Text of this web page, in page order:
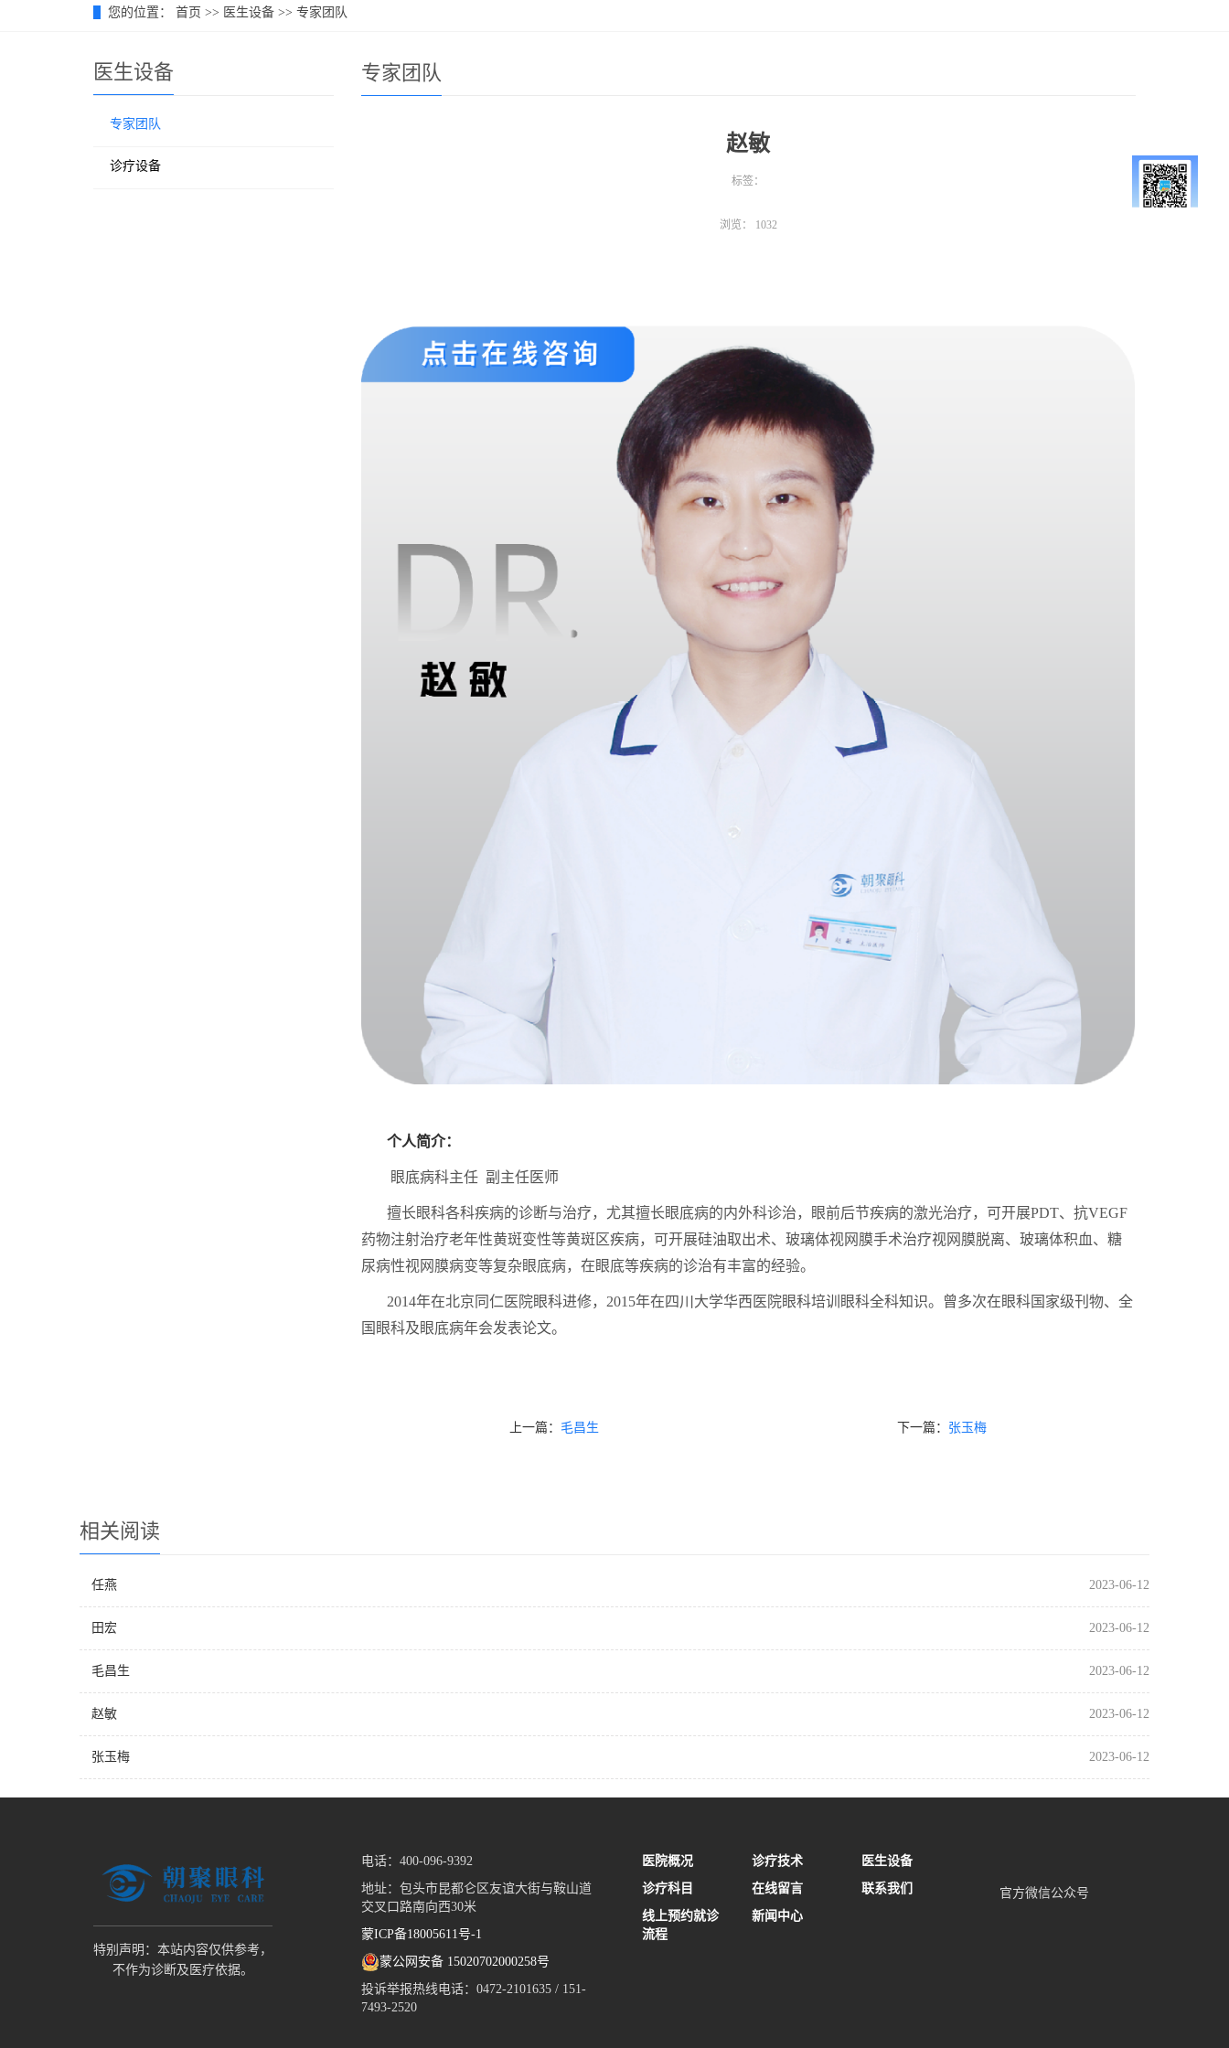
您的位置： 首页 >> 医生设备 >> 专家团队
专家团队
赵敏
标签：
浏览： 1032
个人简介：
眼底病科主任 副主任医师
擅长眼科各科疾病的诊断与治疗，尤其擅长眼底病的内外科诊治，眼前后节疾病的激光治疗，可开展PDT、抗VEGF
药物注射治疗老年性黄斑变性等黄斑区疾病，可开展硅油取出术、玻璃体视网膜手术治疗视网膜脱离、玻璃体积血、糖
尿病性视网膜病变等复杂眼底病，在眼底等疾病的诊治有丰富的经验。
2014年在北京同仁医院眼科进修，2015年在四川大学华西医院眼科培训眼科全科知识。曾多次在眼科国家级刊物、全
国眼科及眼底病年会发表论文。
上一篇： 毛昌生 下一篇： 张玉梅
医生设备
专家团队
诊疗设备
相关阅读
任燕 2023-06-12
田宏 2023-06-12
毛昌生 2023-06-12
赵敏 2023-06-12
张玉梅 2023-06-12
特别声明：本站内容仅供参考，
不作为诊断及医疗依据。
电话：400-096-9392
地址：包头市昆都仑区友谊大街与鞍山道
交叉口路南向西30米
蒙ICP备18005611号-1
蒙公网安备 15020702000258号
投诉举报热线电话：0472-2101635 / 151-
7493-2520
医院概况 诊疗技术
医生设备
诊疗科目
在线留言
联系我们
线上预约就诊
流程
新闻中心
官方微信公众号